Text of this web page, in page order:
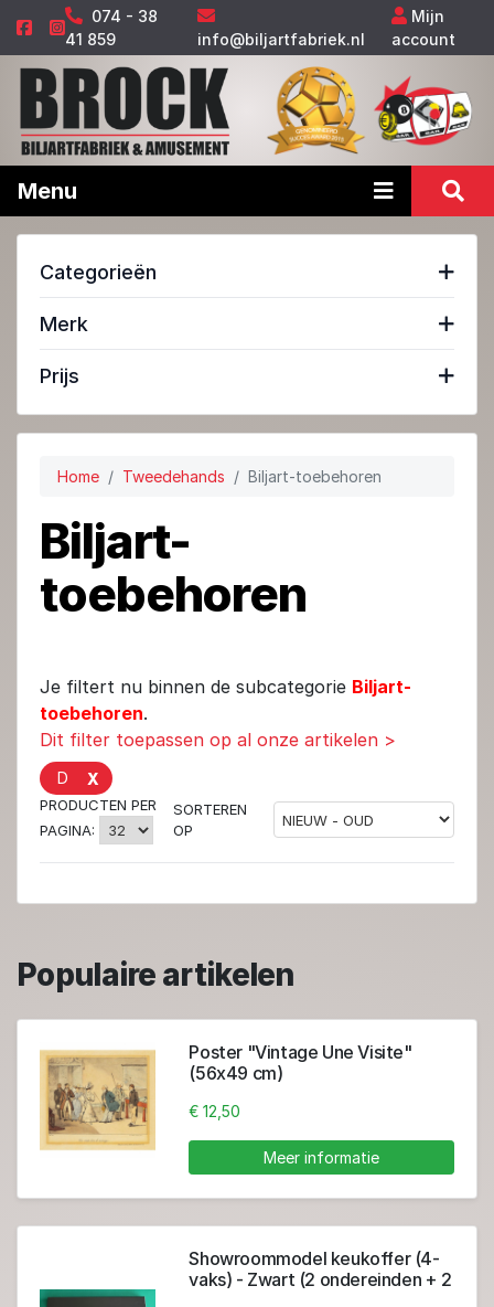
074 - 38
41 859
info@biljartfabriek.nl
Mijn
account
Menu
Categorieën
Merk
Prijs
Home Tweedehands Biljart-toebehoren
Biljart-
toebehoren
Je filtert nu binnen de subcategorie Biljart-
toebehoren.
Dit filter toepassen op al onze artikelen >
X
D
PRODUCTEN PER
PAGINA:
SORTEREN
OP
Populaire artikelen
Poster "Vintage Une Visite"
(56x49 cm)
€ 12,50
Meer informatie
Showroommodel keukoffer (4-
vaks) - Zwart (2 ondereinden + 2